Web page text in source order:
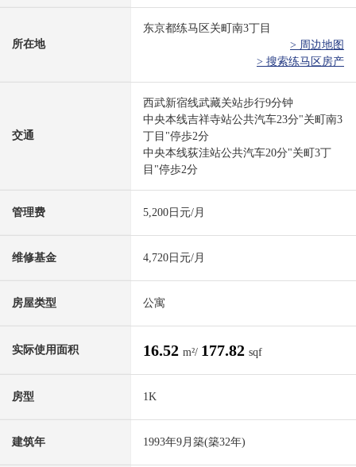
所在地
东京都练马区关町南3丁目
> 周边地图
> 搜索练马区房产
交通
西武新宿线武藏关站步行9分钟
中央本线吉祥寺站公共汽车23分"关町南3
丁目"停歩2分
中央本线荻洼站公共汽车20分"关町3丁
目"停歩2分
管理费 5,200日元/月
维修基金 4,720日元/月
房屋类型 公寓
实际使用面积 16.52 m²/ 177.82 sqf
房型 1K
建筑年 1993年9月築(築32年)